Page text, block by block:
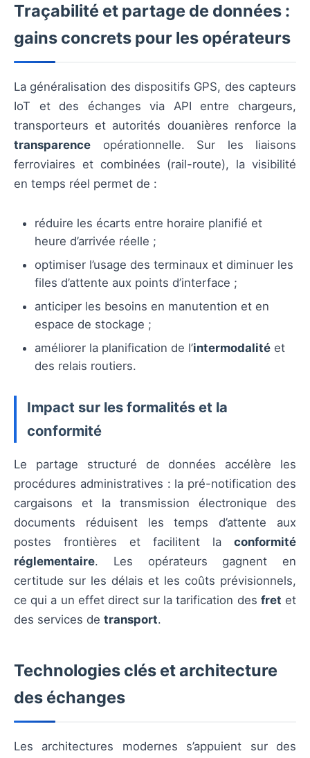
Traçabilité et partage de données :
gains concrets pour les opérateurs
La généralisation des dispositifs GPS, des capteurs
IoT et des échanges via API entre chargeurs,
transporteurs et autorités douanières renforce la
transparence opérationnelle. Sur les liaisons
ferroviaires et combinées (rail-route), la visibilité
en temps réel permet de :
réduire les écarts entre horaire planifié et
heure d’arrivée réelle ;
optimiser l’usage des terminaux et diminuer les
files d’attente aux points d’interface ;
anticiper les besoins en manutention et en
espace de stockage ;
améliorer la planification de l’intermodalité et
des relais routiers.
Impact sur les formalités et la
conformité
Le partage structuré de données accélère les
procédures administratives : la pré-notification des
cargaisons et la transmission électronique des
documents réduisent les temps d’attente aux
postes frontières et facilitent la conformité
réglementaire. Les opérateurs gagnent en
certitude sur les délais et les coûts prévisionnels,
ce qui a un effet direct sur la tarification des fret et
des services de transport.
Technologies clés et architecture
des échanges
Les architectures modernes s’appuient sur des